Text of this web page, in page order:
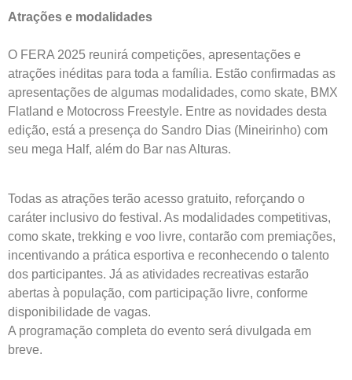
Atrações e modalidades
O FERA 2025 reunirá competições, apresentações e
atrações inéditas para toda a família. Estão confirmadas as
apresentações de algumas modalidades, como skate, BMX
Flatland e Motocross Freestyle. Entre as novidades desta
edição, está a presença do Sandro Dias (Mineirinho) com
seu mega Half, além do Bar nas Alturas.
Todas as atrações terão acesso gratuito, reforçando o
caráter inclusivo do festival. As modalidades competitivas,
como skate, trekking e voo livre, contarão com premiações,
incentivando a prática esportiva e reconhecendo o talento
dos participantes. Já as atividades recreativas estarão
abertas à população, com participação livre, conforme
disponibilidade de vagas.
A programação completa do evento será divulgada em
breve.